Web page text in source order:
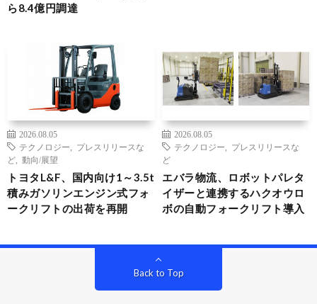
ら8.4億円調達
2026.08.05
テクノロジー
プレスリリースな
ど
動向/展望
トヨタL&F、国内向け1～3.5t
積みガソリンエンジン式フォ
ークリフトの出荷を再開
2026.08.05
テクノロジー
プレスリリースな
ど
エバラ物流、ロボットパレタ
イザーと連携するハクオウロ
ボの自動フォークリフト導入
Back to Top